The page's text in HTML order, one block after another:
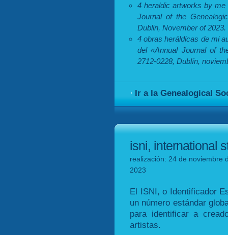
4 heraldic artworks by me
Journal of the
Dublin, November of 2023.
4 obras heráldicas de mi
del «Annual Journal of
2712-0228, Dublín,
Ir a la Genealogical
isni, international
realización: 24 de noviembre
2023
El ISNI, o Identificador
un número estándar
para identificar a
artistas.